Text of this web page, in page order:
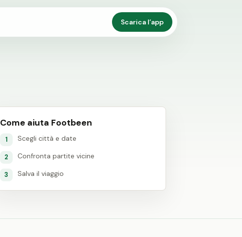
Scarica l’app
Come aiuta Footbeen
1 Scegli città e date
2 Confronta partite vicine
3 Salva il viaggio